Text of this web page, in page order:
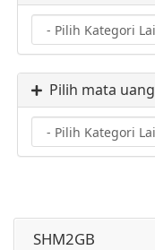
Pilih mata uang
SHM2GB